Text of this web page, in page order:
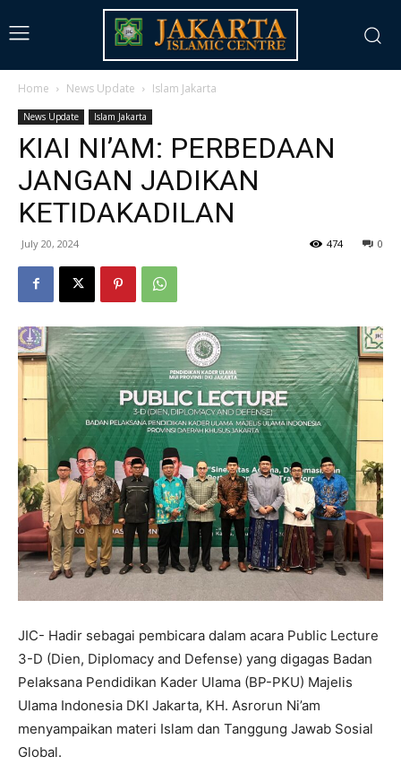
Home News Update Islam Jakarta
News Update Islam Jakarta
KIAI NI’AM: PERBEDAAN
JANGAN JADIKAN
KETIDAKADILAN
July 20, 2024 0
474
JIC- Hadir sebagai pembicara dalam acara Public Lecture
3-D (Dien, Diplomacy and Defense) yang digagas Badan
Pelaksana Pendidikan Kader Ulama (BP-PKU) Majelis
Ulama Indonesia DKI Jakarta, KH. Asrorun Ni’am
menyampaikan materi Islam dan Tanggung Jawab Sosial
Global.